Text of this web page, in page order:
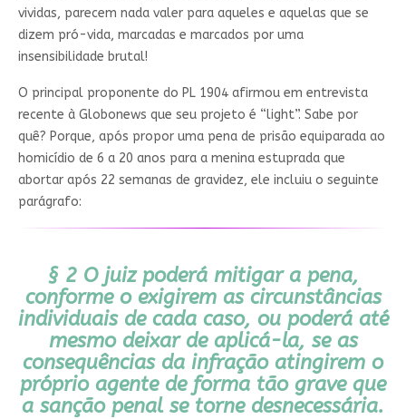
vividas, parecem nada valer para aqueles e aquelas que se
dizem pró-vida, marcadas e marcados por uma
insensibilidade brutal!
O principal proponente do PL 1904 afirmou em entrevista
recente à Globonews que seu projeto é “light”. Sabe por
quê? Porque, após propor uma pena de prisão equiparada ao
homicídio de 6 a 20 anos para a menina estuprada que
abortar após 22 semanas de gravidez, ele incluiu o seguinte
parágrafo:
§ 2 O juiz poderá mitigar a pena,
conforme o exigirem as circunstâncias
individuais de cada caso, ou poderá até
mesmo deixar de aplicá-la, se as
consequências da infração atingirem o
próprio agente de forma tão grave que
a sanção penal se torne desnecessária.